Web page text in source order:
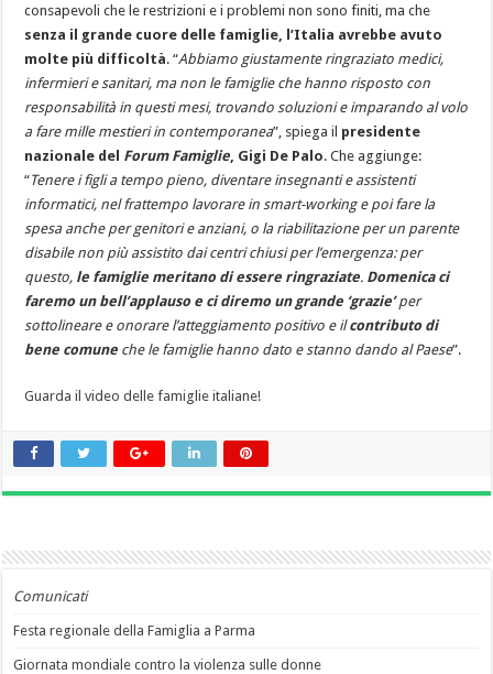
consapevoli che le restrizioni e i problemi non sono finiti, ma che
senza il grande cuore delle famiglie, l’Italia avrebbe avuto
molte più difficoltà. “Abbiamo giustamente ringraziato medici,
infermieri e sanitari, ma non le famiglie che hanno risposto con
responsabilità in questi mesi, trovando soluzioni e imparando al volo
a fare mille mestieri in contemporanea”, spiega il presidente
nazionale del Forum Famiglie , Gigi De Palo. Che aggiunge:
“Tenere i figli a tempo pieno, diventare insegnanti e assistenti
informatici, nel frattempo lavorare in smart-working e poi fare la
spesa anche per genitori e anziani, o la riabilitazione per un parente
disabile non più assistito dai centri chiusi per l’emergenza: per
questo, le famiglie meritano di essere ringraziate. Domenica ci
faremo un bell’applauso e ci diremo un grande ‘grazie’per
sottolineare e onorare l’atteggiamento positivo e ilcontributo di
bene comune che le famiglie hanno dato e stanno dando al Paese”.
Guarda il video delle famiglie italiane!
Comunicati
Festa regionale della Famiglia a Parma
Giornata mondiale contro la violenza sulle donne